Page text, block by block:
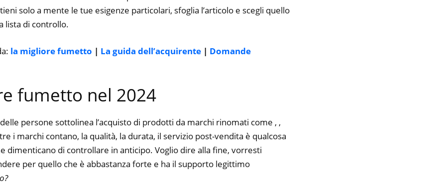
solo a mente le tue esigenze particolari, sfoglia l’articolo e scegli quello
lista di controllo.
la migliore fumetto | La guida dell’acquirente | Domande
fumetto nel 2024
persone sottolinea l’acquisto di prodotti da marchi rinomati come , ,
i marchi contano, la qualità, la durata, il servizio post-vendita è qualcosa
dimenticano di controllare in anticipo. Voglio dire alla fine, vorresti
per quello che è abbastanza forte e ha il supporto legittimo